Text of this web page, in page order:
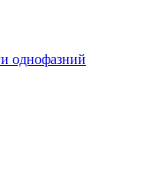
однофазний